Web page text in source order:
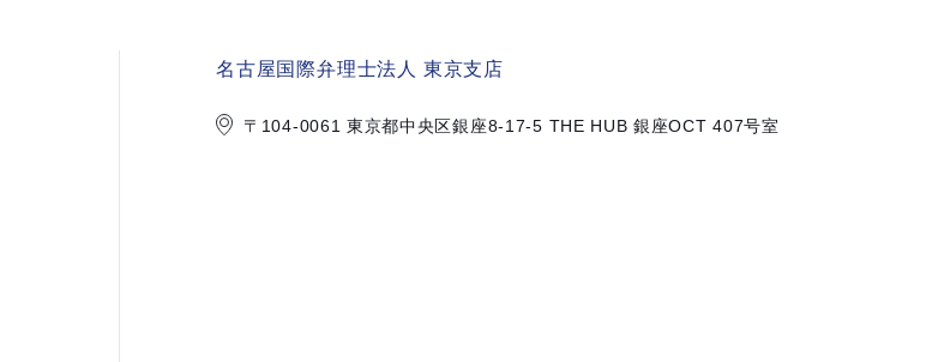
名古屋国際弁理士法人 東京支店
〒104-0061 東京都中央区銀座8-17-5 THE HUB 銀座OCT 407号室